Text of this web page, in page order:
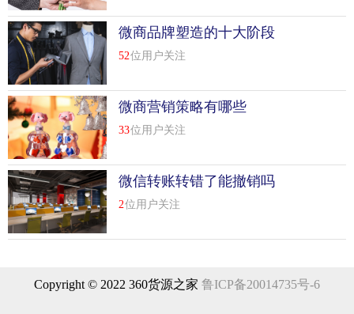
网上开店，小商品没有运费贵 怎么才能赚钱？
只有经历过网店，才知道辛苦。薄利多销也是赚钱的途径，
信誉也是前提。祝你生意兴隆！
你可以看到这个
小商品。是得到是一种奇怪。人们愿意支付比实物更高的运
费来购买你的东西。平时在小店买的时候都在说什么？事情
不只是薄利多销的原则。自己掌握商品分类就行了。
还有一种是你一开始买了一个大东西；只给你买配套的东
西；我这里有这个；我给他买了画架；觉得我好。我从我这
通过快递费的差价赚钱，一张票赚1元，一天送100张票，快
微商品牌塑造的十大阶段
52位用户关注
微商营销策略有哪些
33位用户关注
微信转账转错了能撤销吗
2位用户关注
Copyright © 2022 360货源之家 鲁ICP备20014735号-6